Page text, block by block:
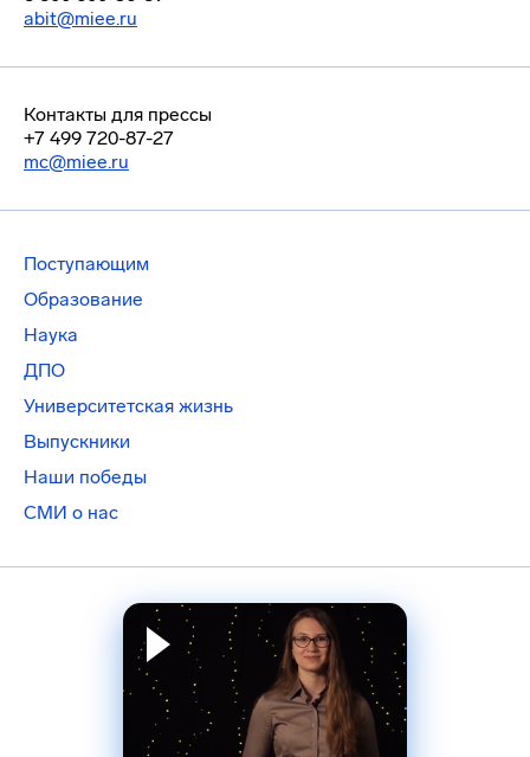
abit@miee.ru
Контакты для прессы
+7 499 720-87-27
mc@miee.ru
Поступающим
Образование
Наука
ДПО
Университетская жизнь
Выпускники
Наши победы
СМИ о нас